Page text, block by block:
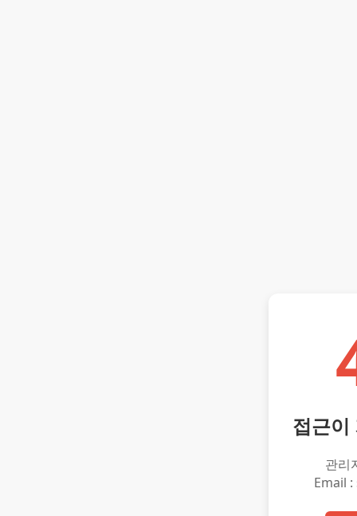
접근이
관리
Email